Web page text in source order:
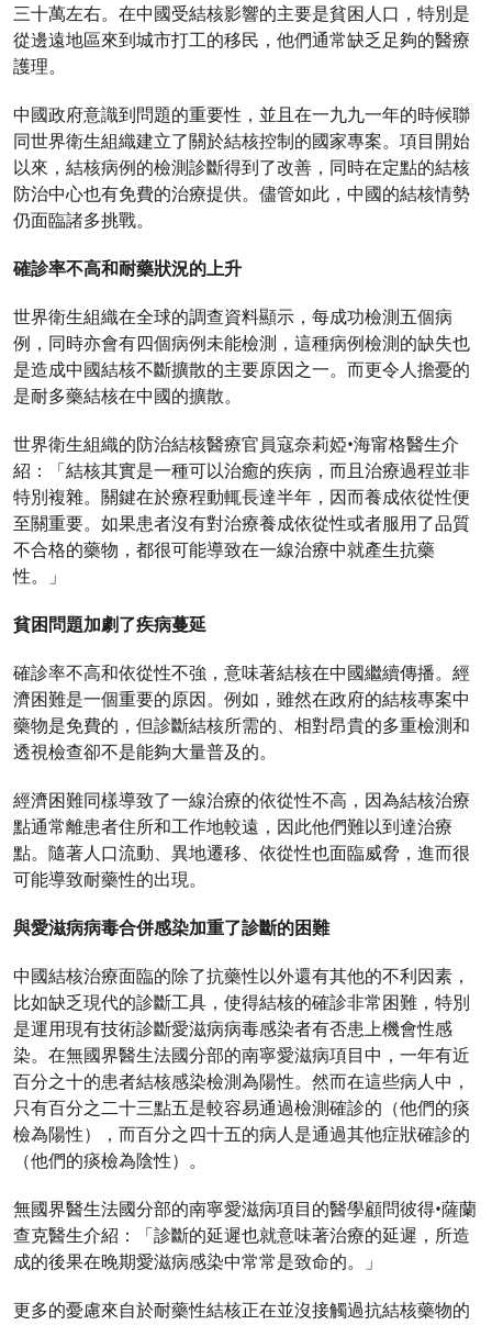
三十萬左右。在中國受結核影響的主要是貧困人口，特別是
從邊遠地區來到城市打工的移民，他們通常缺乏足夠的醫療
護理。
中國政府意識到問題的重要性，並且在一九九一年的時候聯
同世界衛生組織建立了關於結核控制的國家專案。項目開始
以來，結核病例的檢測診斷得到了改善，同時在定點的結核
防治中心也有免費的治療提供。儘管如此，中國的結核情勢
仍面臨諸多挑戰。
確診率不高和耐藥狀況的上升
世界衛生組織在全球的調查資料顯示，每成功檢測五個病
例，同時亦會有四個病例未能檢測，這種病例檢測的缺失也
是造成中國結核不斷擴散的主要原因之一。而更令人擔憂的
是耐多藥結核在中國的擴散。
世界衛生組織的防治結核醫療官員寇奈莉婭•海甯格醫生介
紹：「結核其實是一種可以治癒的疾病，而且治療過程並非
特別複雜。關鍵在於療程動輒長達半年，因而養成依從性便
至關重要。如果患者沒有對治療養成依從性或者服用了品質
不合格的藥物，都很可能導致在一線治療中就產生抗藥
性。」
貧困問題加劇了疾病蔓延
確診率不高和依從性不強，意味著結核在中國繼續傳播。經
濟困難是一個重要的原因。例如，雖然在政府的結核專案中
藥物是免費的，但診斷結核所需的、相對昂貴的多重檢測和
透視檢查卻不是能夠大量普及的。
經濟困難同樣導致了一線治療的依從性不高，因為結核治療
點通常離患者住所和工作地較遠，因此他們難以到達治療
點。隨著人口流動、異地遷移、依從性也面臨威脅，進而很
可能導致耐藥性的出現。
與愛滋病病毒合併感染加重了診斷的困難
中國結核治療面臨的除了抗藥性以外還有其他的不利因素，
比如缺乏現代的診斷工具，使得結核的確診非常困難，特別
是運用現有技術診斷愛滋病病毒感染者有否患上機會性感
染。在無國界醫生法國分部的南寧愛滋病項目中，一年有近
百分之十的患者結核感染檢測為陽性。然而在這些病人中，
只有百分之二十三點五是較容易通過檢測確診的（他們的痰
檢為陽性），而百分之四十五的病人是通過其他症狀確診的
（他們的痰檢為陰性）。
無國界醫生法國分部的南寧愛滋病項目的醫學顧問彼得•薩蘭
查克醫生介紹：「診斷的延遲也就意味著治療的延遲，所造
成的後果在晚期愛滋病感染中常常是致命的。」
更多的憂慮來自於耐藥性結核正在並沒接觸過抗結核藥物的